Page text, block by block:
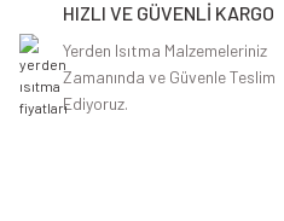
HIZLI VE GÜVENLİ KARGO
Yerden Isıtma Malzemeleriniz
Zamanında ve Güvenle Teslim
Ediyoruz.